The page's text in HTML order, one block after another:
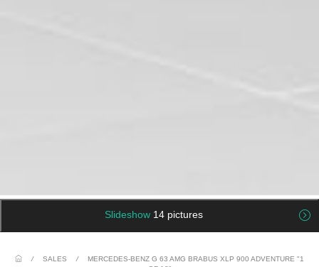
Slideshow 14 pictures
/ SALES /
MERCEDES-BENZ G 63 AMG BRABUS XLP 900 ADVENTURE "1